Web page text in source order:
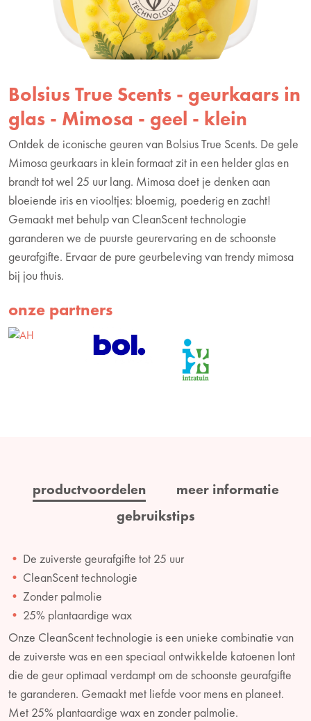
Bolsius True Scents - geurkaars in
glas - Mimosa - geel - klein
Ontdek de iconische geuren van Bolsius True Scents. De gele
Mimosa geurkaars in klein formaat zit in een helder glas en
brandt tot wel 25 uur lang. Mimosa doet je denken aan
bloeiende iris en viooltjes: bloemig, poederig en zacht!
Gemaakt met behulp van CleanScent technologie
garanderen we de puurste geurervaring en de schoonste
geurafgifte. Ervaar de pure geurbeleving van trendy mimosa
bij jou thuis.
onze partners
productvoordelen
meer informatie
gebruikstips
De zuiverste geurafgifte tot 25 uur
CleanScent technologie
Zonder palmolie
25% plantaardige wax
Onze CleanScent technologie is een unieke combinatie van
de zuiverste was en een speciaal ontwikkelde katoenen lont
die de geur optimaal verdampt om de schoonste geurafgifte
te garanderen. Gemaakt met liefde voor mens en planeet.
Met 25% plantaardige wax en zonder palmolie.